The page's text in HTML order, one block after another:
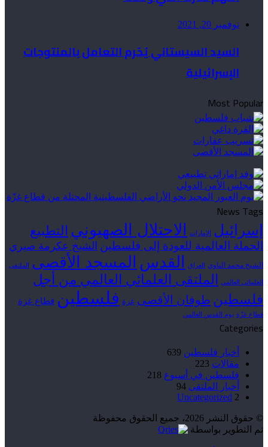
نوفمبر 20, 2021
السيد السيستاني يُحّرم التعامل بالمنتوجات
الإسرائيلية
Most Popular
News Tags
إسرائيل الإمارات الاحتلال الصهيوني التطبيع
الحملة العالمية للعودة إلى فلسطين الشيخ عكرمة صبري
الشيخ محمد الناوي العراق القدس المسجد الأقصى الملتقى
العلمائي العالمي
الملتقى العلمائي العالمي من أجل
فلسطين طوفان الأقصى غزة فلسطين قطاع غزة
قطاع غزّة يوم القدس العالمي
Categories
أخبار فلسطين 639
مقالات 223
فلسطين في أسبوع 218
أخبار الملتقى 94
Uncategorized 2
© حقوق النشر 2026، جميع الحقوق محفوظة
تم التطوير بواسطة